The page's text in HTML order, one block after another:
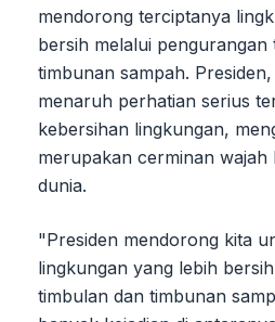
mendorong terciptanya
bersih melalui pengurangan
timbunan sampah.
menaruh perhatian serius
kebersihan lingkungan,
merupakan cerminan wajah
dunia.
"Presiden mendorong kita
lingkungan yang lebih
timbulan dan timbunan